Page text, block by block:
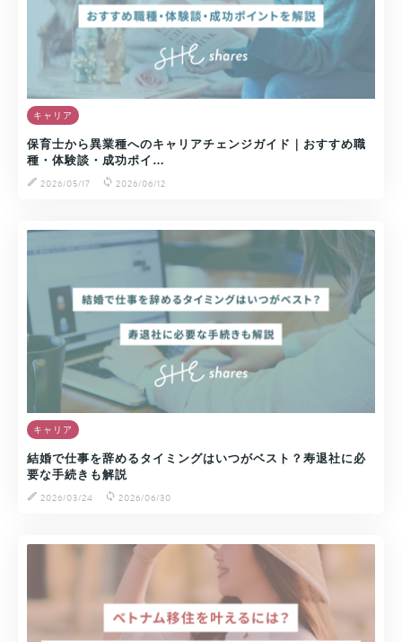
キャリア
保育士から異業種へのキャリアチェンジガイド｜おすすめ職
種・体験談・成功ポイ…
2026/05/17
2026/06/12
キャリア
結婚で仕事を辞めるタイミングはいつがベスト？寿退社に必
要な手続きも解説
2026/03/24
2026/06/30